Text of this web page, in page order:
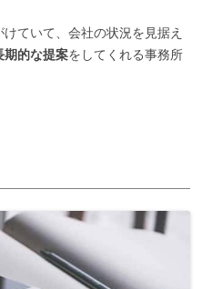
ていて、会社の状況を見据え
期的な提案をしてくれる事務所